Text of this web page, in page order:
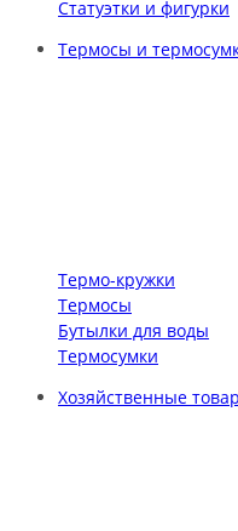
Статуэтки и фигурки
Термосы и
Термо-кружки
Термосы
Бутылки для воды
Термосумки
Хозяйственные